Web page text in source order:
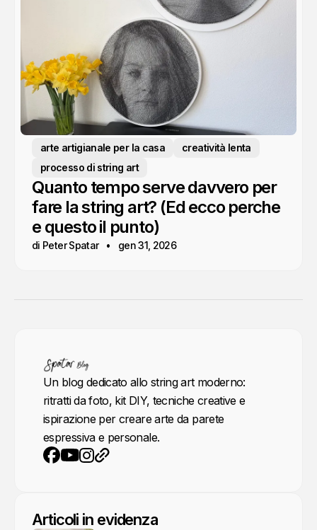
arte artigianale per la casa
creatività lenta
processo di string art
Quanto tempo serve davvero per
fare la string art? (Ed ecco perche
e questo il punto)
di Peter Spatar gen 31, 2026
Un blog dedicato allo string art moderno:
ritratti da foto, kit DIY, tecniche creative e
ispirazione per creare arte da parete
espressiva e personale.
Articoli in evidenza